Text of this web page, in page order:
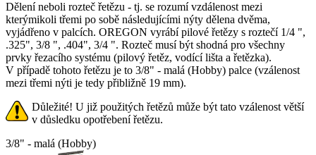
Dělení neboli rozteč řetězu - tj. se rozumí vzdálenost mezi
kterýmikoli třemi po sobě následujícími nýty dělena dvěma,
vyjádřeno v palcích. OREGON vyrábí pilové řetězy s roztečí 1/4 ",
.325", 3/8 ", .404", 3/4 ". Rozteč musí být shodná pro všechny
prvky řezacího systému (pilový řetěz, vodící lišta a řetězka).
V případě tohoto řetězu je to 3/8" - malá (Hobby) palce (vzálenost
mezi třemi nýti je tedy přibližně 19 mm).
Důležité! U již použitých řetězů může být tato vzálenost větší
v důsledku opotřebení řetězu.
3/8" - malá (Hobby)